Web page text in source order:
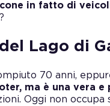
in fatto di
Lago di
70 anni,
ma è una vera e
Oggi non